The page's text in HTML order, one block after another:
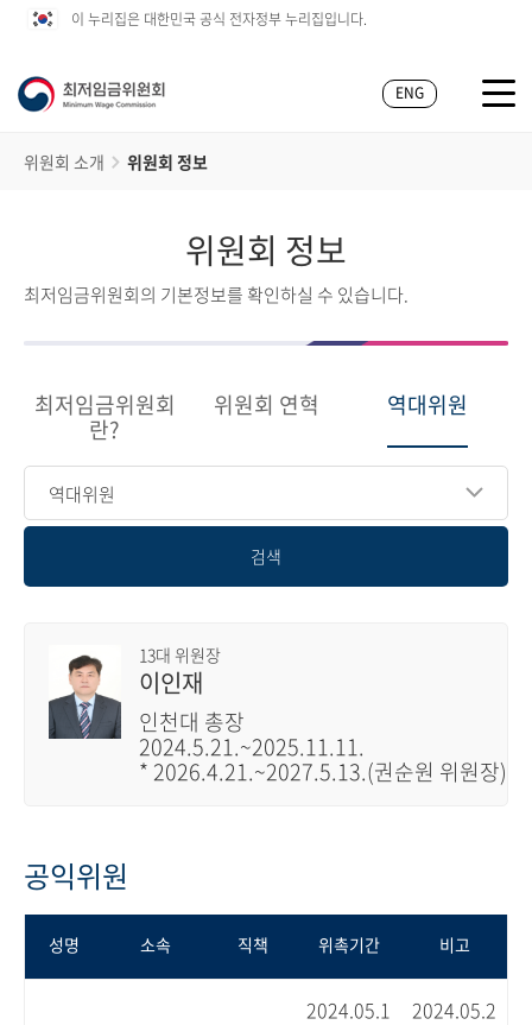
이 누리집은 대한민국 공식 전자정부 누리집입니다.
ENG
위원회 소개 위원회 정보
위원회 정보
최저임금위원회의 기본정보를 확인하실 수 있습니다.
최저임금위원회
란?
위원회 연혁 역대위원
역대위원
검색
13대 위원장
이인재
인천대 총장
2024.5.21.~2025.11.11.
* 2026.4.21.~2027.5.13.(권순원 위원장)
공익위원
성명 소속 직책 위촉기간 비고
2024.05.1
2024.05.2